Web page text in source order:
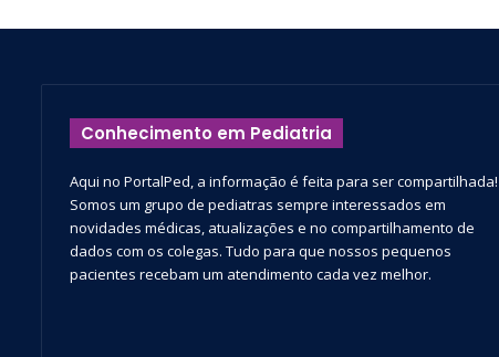
Conhecimento em Pediatria
Aqui no PortalPed, a informação é feita para ser compartilhada!
Somos um grupo de pediatras sempre interessados em
novidades médicas, atualizações e no compartilhamento de
dados com os colegas. Tudo para que nossos pequenos
pacientes recebam um atendimento cada vez melhor.